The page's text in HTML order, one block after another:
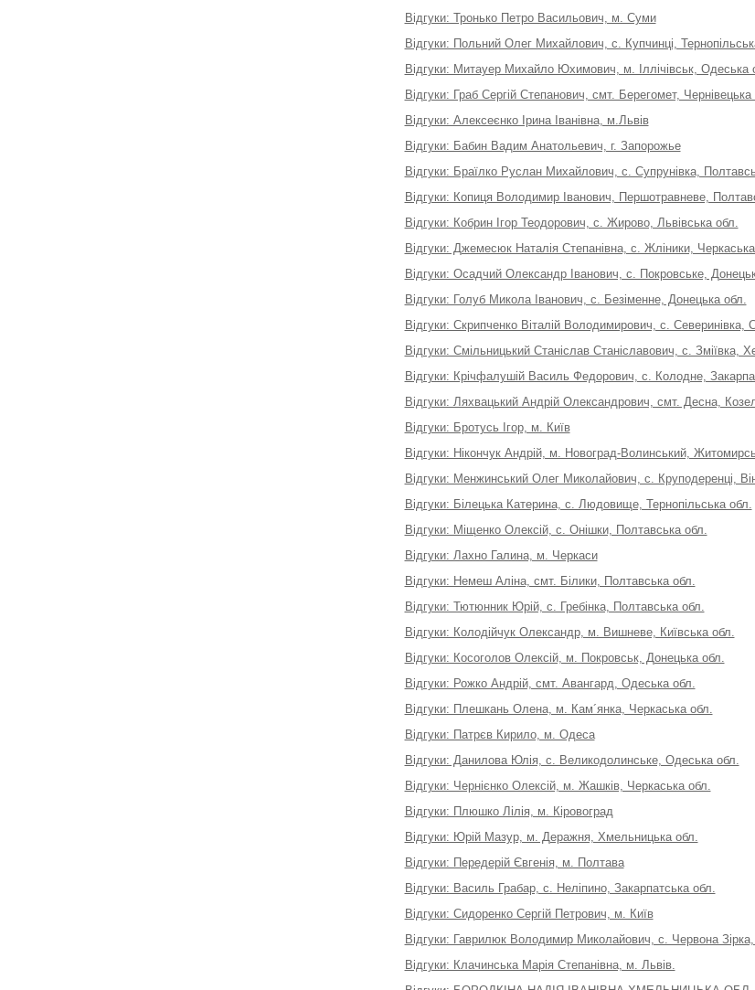
Відгуки: Тронько Петро Васильович, м. Суми
Відгуки: Польний Олег Михайлович, с. Купчинці,
Відгуки: Митауер Михайло Юхимович, м. Іллічівськ, Одеська
Відгуки: Граб Сергій Степанович, смт. Берегомет, Чернівецька
Відгуки: Алексеєнко Ірина Іванівна, м.Львів
Відгуки: Бабин Вадим Анатольевич, г. Запорожье
Відгуки: Браїлко Руслан Михайлович, с. Супрунівка,
Відгуки: Копиця Володимир Іванович, Першотравневе,
Відгуки: Кобрин Ігор Теодорович, с. Жирово, Львівська обл.
Відгуки: Джемесюк Наталія Степанівна, с. Жліники,
Відгуки: Осадчий Олександр Іванович, с. Покровське,
Відгуки: Голуб Микола Іванович, с. Безіменне, Донецька обл.
Відгуки: Скрипченко Віталій Володимирович, с. Северинівка,
Відгуки: Смільницький Станіслав Станіславович, с. Зміївка,
Відгуки: Крічфалушій Василь Федорович, с. Колодне,
Відгуки: Ляхвацький Андрій Олександрович, смт. Десна,
Відгуки: Бротусь Ігор, м. Київ
Відгуки: Нікончук Андрій, м. Новоград-Волинський,
Відгуки: Менжинський Олег Миколайович, с. Круподеренці,
Відгуки: Білецька Катерина, с. Людовище, Тернопільська обл.
Відгуки: Міщенко Олексій, с. Онішки, Полтавська обл.
Відгуки: Лахно Галина, м. Черкаси
Відгуки: Немеш Аліна, смт. Білики, Полтавська обл.
Відгуки: Тютюнник Юрій, с. Гребінка, Полтавська обл.
Відгуки: Колодійчук Олександр, м. Вишневе, Київська обл.
Відгуки: Косоголов Олексій, м. Покровськ, Донецька обл.
Відгуки: Рожко Андрій, смт. Авангард, Одеська обл.
Відгуки: Плешкань Олена, м. Кам´янка, Черкаська обл.
Відгуки: Патрєв Кирило, м. Одеса
Відгуки: Данилова Юлія, с. Великодолинське, Одеська обл.
Відгуки: Чернієнко Олексій, м. Жашків, Черкаська обл.
Відгуки: Плюшко Лілія, м. Кіровоград
Відгуки: Юрій Мазур, м. Деражня, Хмельницька обл.
Відгуки: Передерій Євгенія, м. Полтава
Відгуки: Василь Грабар, с. Неліпино, Закарпатська обл.
Відгуки: Сидоренко Сергій Петрович, м. Київ
Відгуки: Гаврилюк Володимир Миколайович, с. Червона
Відгуки: Клачинська Марія Степанівна, м. Львів.